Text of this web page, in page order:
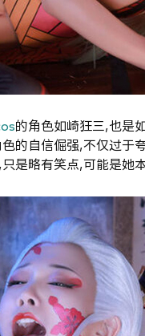
的角色如崎狂三,也是
的自信倔强,不仅过于
是略有笑点,可能是她